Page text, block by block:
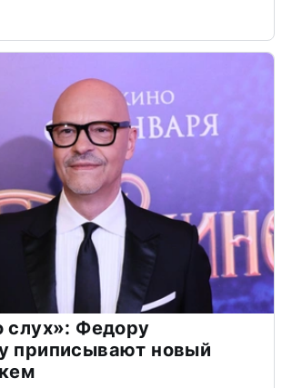
слух»: Федору
приписывают новый